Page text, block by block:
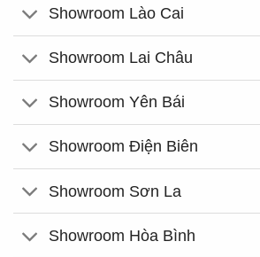
Showroom Lào Cai
Showroom Lai Châu
Showroom Yên Bái
Showroom Điện Biên
Showroom Sơn La
Showroom Hòa Bình